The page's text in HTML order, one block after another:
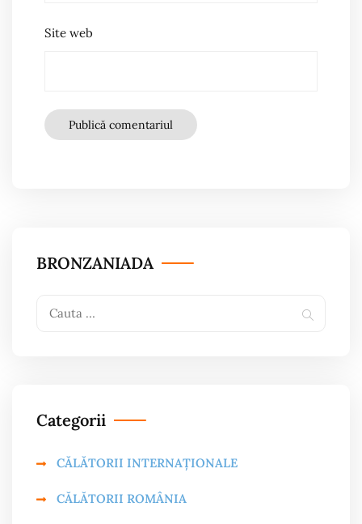
Site web
BRONZANIADA
Search
Search
Categorii
CĂLĂTORII INTERNAȚIONALE
CĂLĂTORII ROMÂNIA